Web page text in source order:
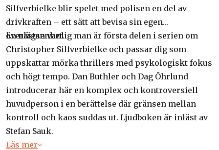
Silfverbielke blir spelet med polisen en del av
drivkraften – ett sätt att bevisa sin egen
överlägsenhet.
En nästan vanlig man är första delen i serien om
Christopher Silfverbielke och passar dig som
uppskattar mörka thrillers med psykologiskt fokus
och högt tempo. Dan Buthler och Dag Öhrlund
introducerar här en komplex och kontroversiell
huvudperson i en berättelse där gränsen mellan
kontroll och kaos suddas ut. Ljudboken är inläst av
Stefan Sauk.
Läs mer